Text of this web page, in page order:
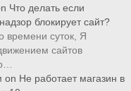
Что делать если
блокирует сайт?
времени суток, Я
сайтов
on Не работает магазин в